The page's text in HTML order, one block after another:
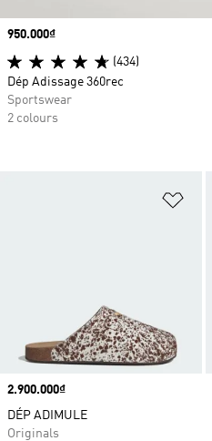
Price
2.900.000₫
DÉP ADIMULE
Originals
Price
950.000₫
(434)
Dép Adissage 360rec
Sportswear
2 colours